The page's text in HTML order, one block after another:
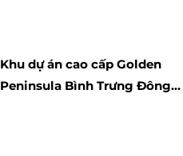
Khu dự án cao cấp Golden
Peninsula Bình Trưng Đông